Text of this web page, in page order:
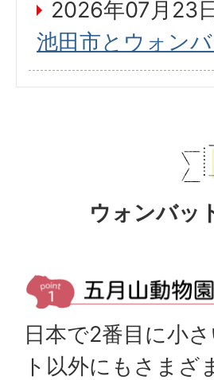
2026年07月23
池田市とウォンバ
ウォンバッ
日本で2番目に小
ト以外にもさま